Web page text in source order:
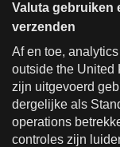
Valuta gebruiken
verzenden
Af en toe,
outside the United
zijn uitgevoerd
dergelijke als
operations
controles zijn